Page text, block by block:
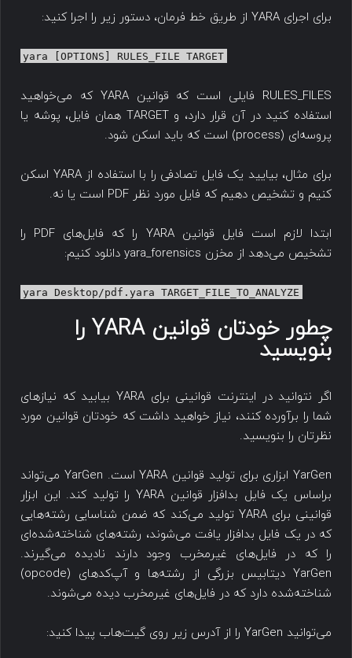
برای اجرای YARA از طریق خط فرمان، دستور زیر را اجرا کنید:
yara [OPTIONS] RULES_FILE TARGET
RULES_FILES فایلی است که قوانین YARA که می‌خواهید
استفاده کنید در آن قرار دارد، و TARGET همان فایل، پوشه یا
پروسه‌ای (process) است که باید اسکن شود.
برای مثال، بیایید یک فایل تصادفی را با استفاده از YARA اسکن
کنیم و تشخیص دهیم که فایل مورد نظر PDF است یا نه.
ابتدا لازم است فایل قوانین YARA را که فایل‌‌های PDF را
تشخیص می‌دهد از مخزن yara_forensics دانلود کنیم:
yara Desktop/pdf.yara TARGET_FILE_TO_ANALYZE
چطور خودتان قوانین YARA را
بنویسید
اگر نتوانید در اینترنت قوانینی برای YARA بیابید که نیازهای
شما را برآورده کنند، نیاز خواهید داشت که خودتان قوانین مورد
نظرتان را بنویسید.
YarGen ابزاری برای تولید قوانین YARA است. YarGen می‌تواند
براساس یک فایل بدافزار قوانین YARA را تولید کند. این ابزار
قوانینی برای YARA تولید می‌کند که ضمن شناسایی رشته‌هایی
که در یک فایل بدافزار یافت می‌شوند، رشته‌های شناخته‌شده‌ای
را که در فایل‌های غیرمخرب وجود دارند نادیده می‌گیرند.
YarGen دیتابیس بزرگی از رشته‌ها و آپ‌کدهای (opcode)
شناخته‌شده دارد که در فایل‌های غیرمخرب دیده می‌شوند.
می‌توانید YarGen را از آدرس زیر روی گیت‌هاب پیدا کنید: